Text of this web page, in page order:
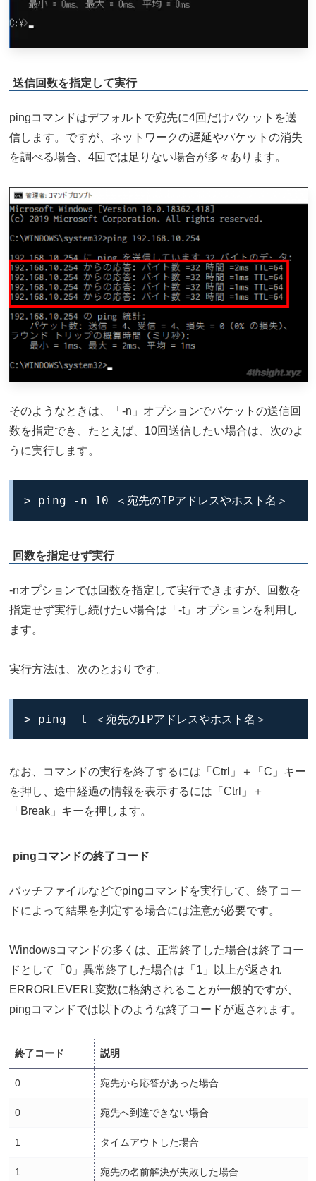
送信回数を指定して実行
pingコマンドはデフォルトで宛先に4回だけパケットを送
信します。ですが、ネットワークの遅延やパケットの消失
を調べる場合、4回では足りない場合が多々あります。
そのようなときは、「-n」オプションでパケットの送信回
数を指定でき、たとえば、10回送信したい場合は、次のよ
うに実行します。
> ping -n 10 ＜宛先のIPアドレスやホスト名＞
回数を指定せず実行
-nオプションでは回数を指定して実行できますが、回数を
指定せず実行し続けたい場合は「-t」オプションを利用し
ます。
実行方法は、次のとおりです。
> ping -t ＜宛先のIPアドレスやホスト名＞
なお、コマンドの実行を終了するには「Ctrl」＋「C」キー
を押し、途中経過の情報を表示するには「Ctrl」＋
「Break」キーを押します。
pingコマンドの終了コード
バッチファイルなどでpingコマンドを実行して、終了コー
ドによって結果を判定する場合には注意が必要です。
Windowsコマンドの多くは、正常終了した場合は終了コー
ドとして「0」異常終了した場合は「1」以上が返され
ERRORLEVERL変数に格納されることが一般的ですが、
pingコマンドでは以下のような終了コードが返されます。
終了コード 説明
0 宛先から応答があった場合
0 宛先へ到達できない場合
1 タイムアウトした場合
1 宛先の名前解決が失敗した場合